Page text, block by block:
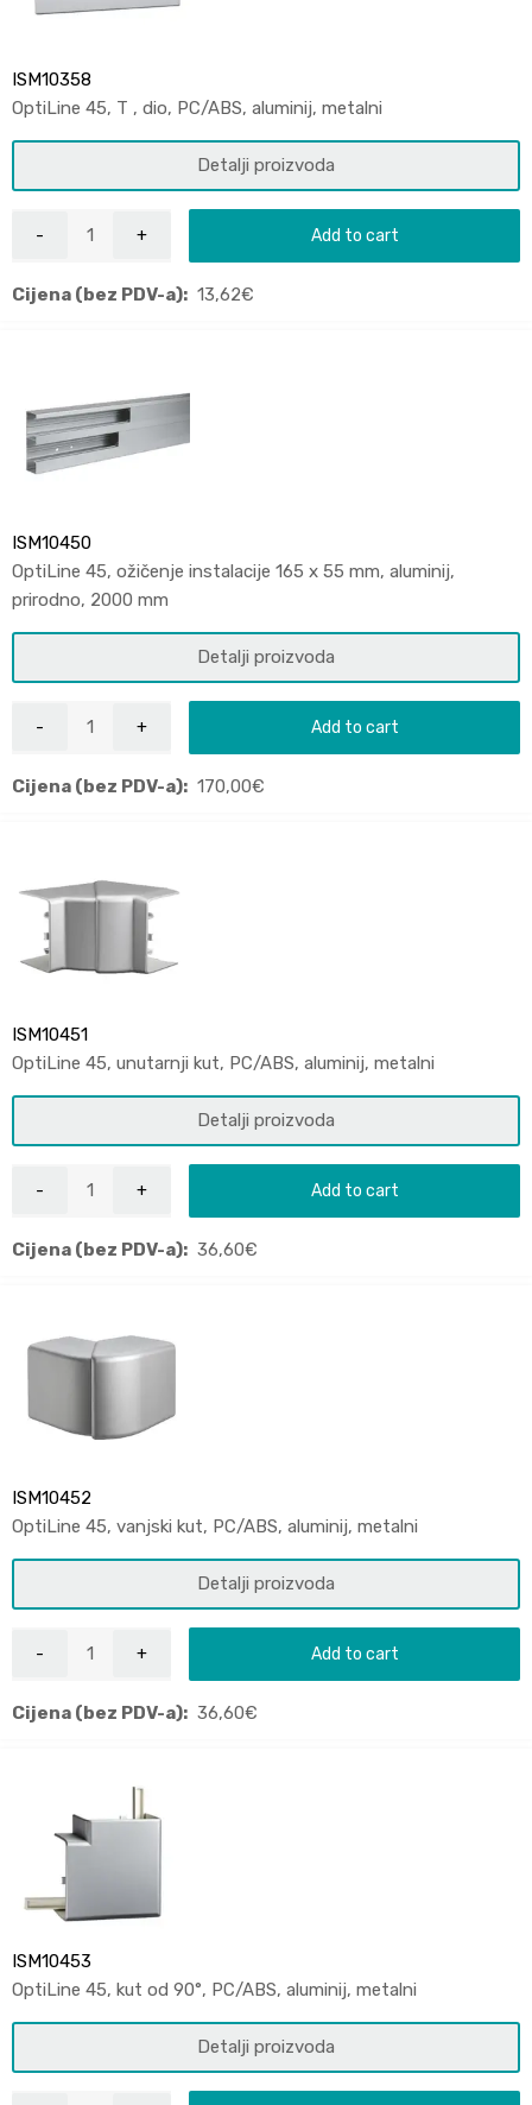
ISM10358
OptiLine 45, T , dio, PC/ABS, aluminij, metalni
Detalji proizvoda
Add to cart
Cijena (bez PDV-a): 13,62€
ISM10450
OptiLine 45, ožičenje instalacije 165 x 55 mm, aluminij,
prirodno, 2000 mm
Detalji proizvoda
Add to cart
Cijena (bez PDV-a): 170,00€
ISM10451
OptiLine 45, unutarnji kut, PC/ABS, aluminij, metalni
Detalji proizvoda
Add to cart
Cijena (bez PDV-a): 36,60€
ISM10452
OptiLine 45, vanjski kut, PC/ABS, aluminij, metalni
Detalji proizvoda
Add to cart
Cijena (bez PDV-a): 36,60€
ISM10453
OptiLine 45, kut od 90°, PC/ABS, aluminij, metalni
Detalji proizvoda